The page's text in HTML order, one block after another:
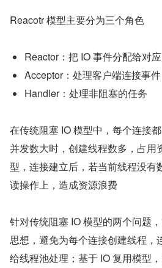
Reacotr 模型主要分为三个角色
Reactor：把 IO 事件分配给对
Acceptor：处理客户端连接事件
Handler：处理非阻塞的任务
在传统阻塞 IO 模型中，每个连接
并发数大时，创建线程数多，占用
型，连接建立后，若当前线程没有
读操作上，造成资源浪费
针对传统阻塞 IO 模型的两个问题
思想，避免为每个连接创建线程，
给线程池处理；基于 IO 复用模型